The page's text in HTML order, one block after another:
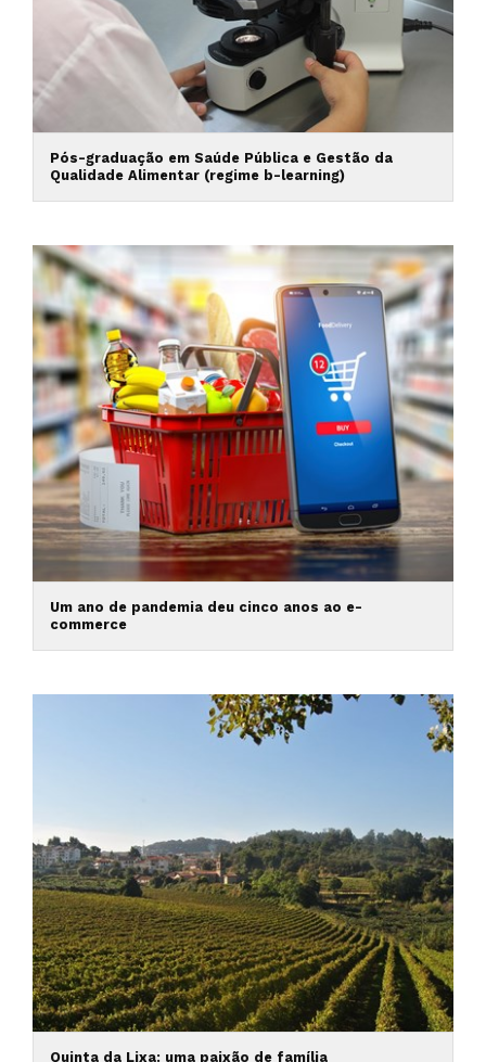
Pós-graduação em Saúde Pública e Gestão da
Qualidade Alimentar (regime b-learning)
Um ano de pandemia deu cinco anos ao e-
commerce
Quinta da Lixa: uma paixão de família